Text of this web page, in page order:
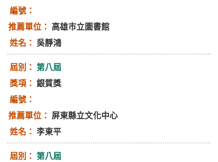
高雄巿立圖書館
吳靜鴻
第八屆
銀質獎
屏東縣立文化中心
李東平
第八屆